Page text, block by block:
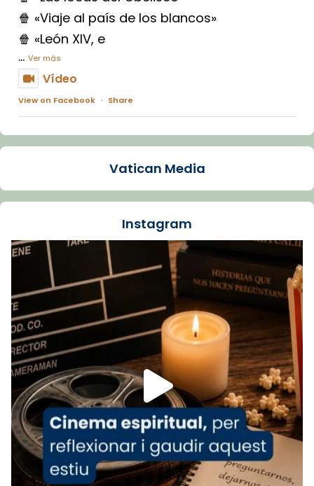
🍿 «Viaje al país de los blancos»
🍿 «León XIV, e
... Ver más
Vídeo
View on Facebook · Share
Arquebisbat de Barcelona
La Carmina va patir depressió. Fa gairebé
dos mesos, a l'Estadi Lluís Companys, la
Recupera l'entrevista comp
Vatican
tican News 👇
www.vaticannews.va/es/iglesia/news/2026-
07/carmina-historia-depresion-papa-viaje-
espana-testimoni...
Foto
View on Facebook · Share
Arquebisbat de Barcelona
2 weeks ago
«Avui les santes Juliana i Semproniana ens
ajuden a alçar la mirada»
Vatican Media
Instagram